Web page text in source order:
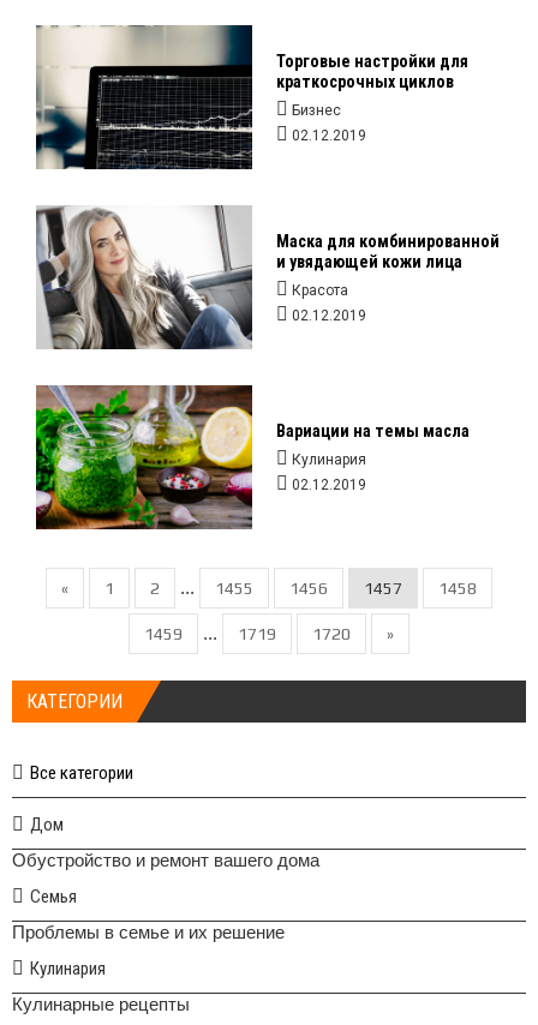
Торговые настройки для
краткосрочных циклов
Бизнес
02.12.2019
Маска для комбинированной
и увядающей кожи лица
Красота
02.12.2019
Вариации на темы масла
Кулинария
02.12.2019
« 1 2 ... 1455 1456 1457 1458
1459 ... 1719 1720 »
КАТЕГОРИИ
Все категории
Дом
Обустройство и ремонт вашего дома
Семья
Проблемы в семье и их решение
Кулинария
Кулинарные рецепты